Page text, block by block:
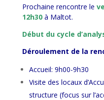
Prochaine rencontre le
12h30à Maltot.
Début du cycle
Déroulement de la
Accueil: 9h00-9h30
Visite des locaux
structure (focus sur